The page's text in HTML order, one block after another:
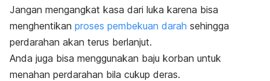
Jangan mengangkat kasa dari luka karena bisa
menghentikan proses pembekuan darah sehingga
perdarahan akan terus berlanjut.
Anda juga bisa menggunakan baju korban untuk
menahan perdarahan bila cukup deras.